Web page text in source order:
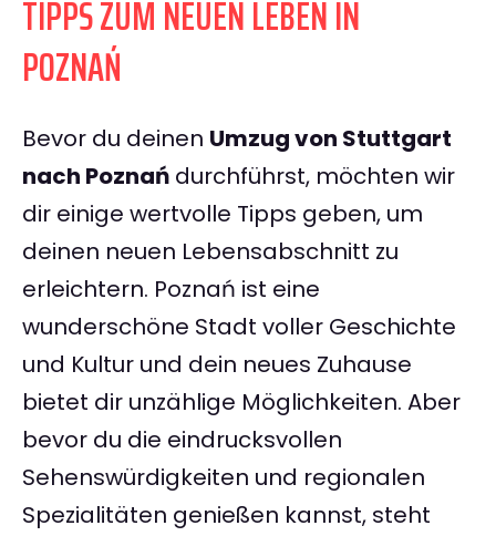
TIPPS ZUM NEUEN LEBEN IN
POZNAŃ
Bevor du deinen Umzug von Stuttgart
nach Poznań durchführst, möchten wir
dir einige wertvolle Tipps geben, um
deinen neuen Lebensabschnitt zu
erleichtern. Poznań ist eine
wunderschöne Stadt voller Geschichte
und Kultur und dein neues Zuhause
bietet dir unzählige Möglichkeiten. Aber
bevor du die eindrucksvollen
Sehenswürdigkeiten und regionalen
Spezialitäten genießen kannst, steht